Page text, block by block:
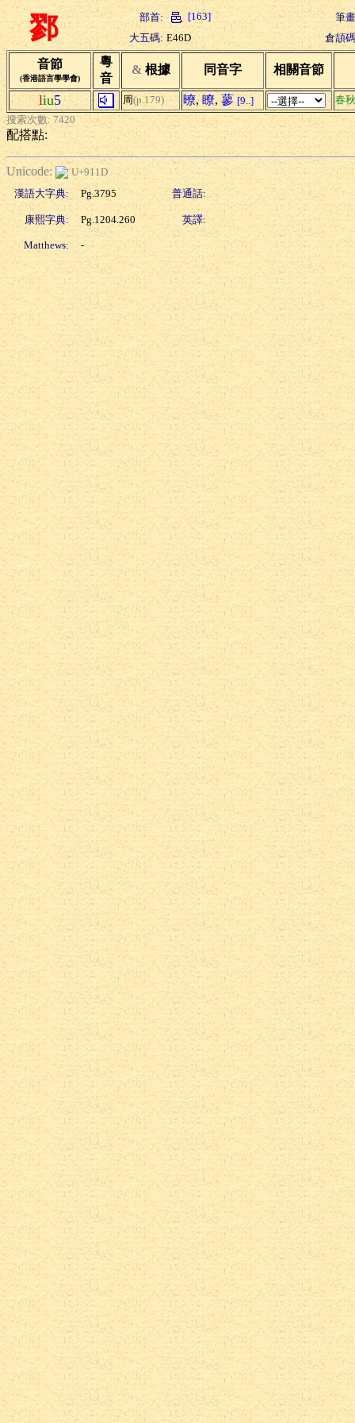
鄝 部首: [163]
筆
大五碼: E46D 倉頡
音節
(香港語言學學會)
粵
音
& 根據 同音字 相關音節
liu5 周(p.179) 暸, 瞭, 蓼 [9..]
春
搜索次數: 7420
配搭點:
Unicode:
U+911D
漢語大字典:
Pg.3795 普通話:
康熙字典: Pg.1204.260 英譯:
Matthews: -